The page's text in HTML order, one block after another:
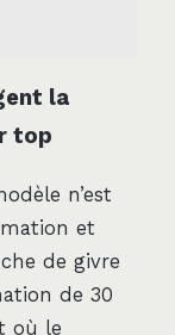
la
top
n’est
et
de givre
de 30
où le